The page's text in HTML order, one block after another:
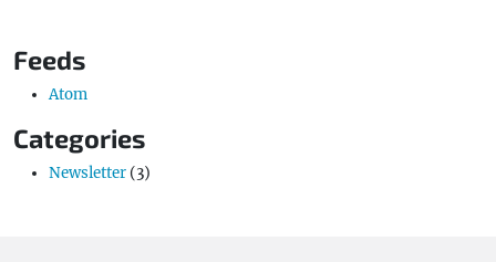
Feeds
Atom
Categories
Newsletter (3)